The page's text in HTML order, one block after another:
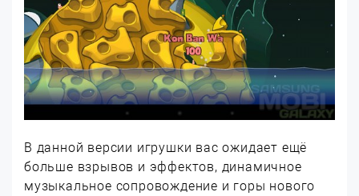
В данной версии игрушки вас ожидает ещё
больше взрывов и эффектов, динамичное
музыкальное сопровождение и горы нового